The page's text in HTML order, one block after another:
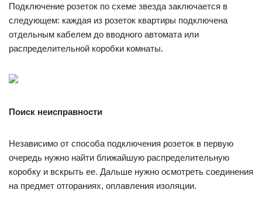
Подключение розеток по схеме звезда заключается в
следующем: каждая из розеток квартиры подключена
отдельным кабелем до вводного автомата или
распределительной коробки комнаты.
Поиск неисправности
Независимо от способа подключения розеток в первую
очередь нужно найти ближайшую распределительную
коробку и вскрыть ее. Дальше нужно осмотреть соединения
на предмет отгораниях, оплавления изоляции.